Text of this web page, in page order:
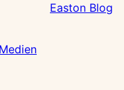
Easton Blog